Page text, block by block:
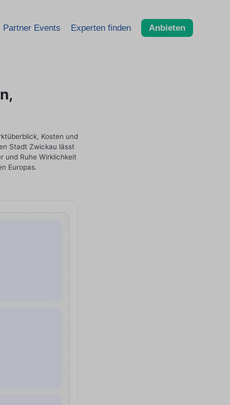
Partner Events Experten finden Anbieten
Kosten und
Stadt Zwickau lässt
und Ruhe Wirklichkeit
Europas.